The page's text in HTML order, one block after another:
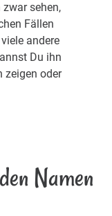
sehen,
Fällen
andere
Du ihn
zeigen oder
Namen